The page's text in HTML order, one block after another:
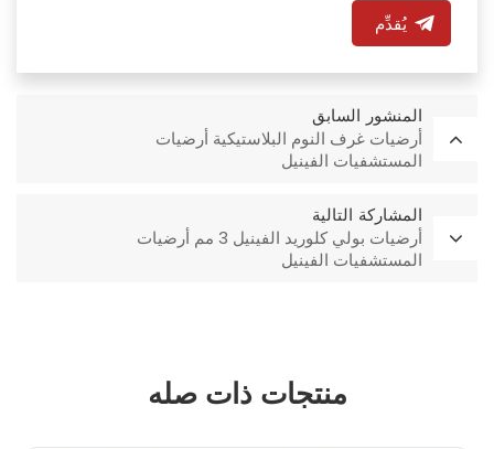
يُقدِّم
المنشور السابق
أرضيات غرف النوم البلاستيكية أرضيات
المستشفيات الفينيل
المشاركة التالية
أرضيات بولي كلوريد الفينيل 3 مم أرضيات
المستشفيات الفينيل
منتجات ذات صله